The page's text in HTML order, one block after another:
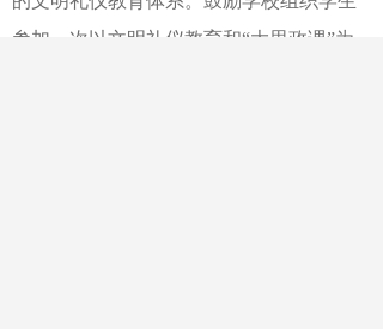
参加一次以文明礼仪教育和“大思政课”为